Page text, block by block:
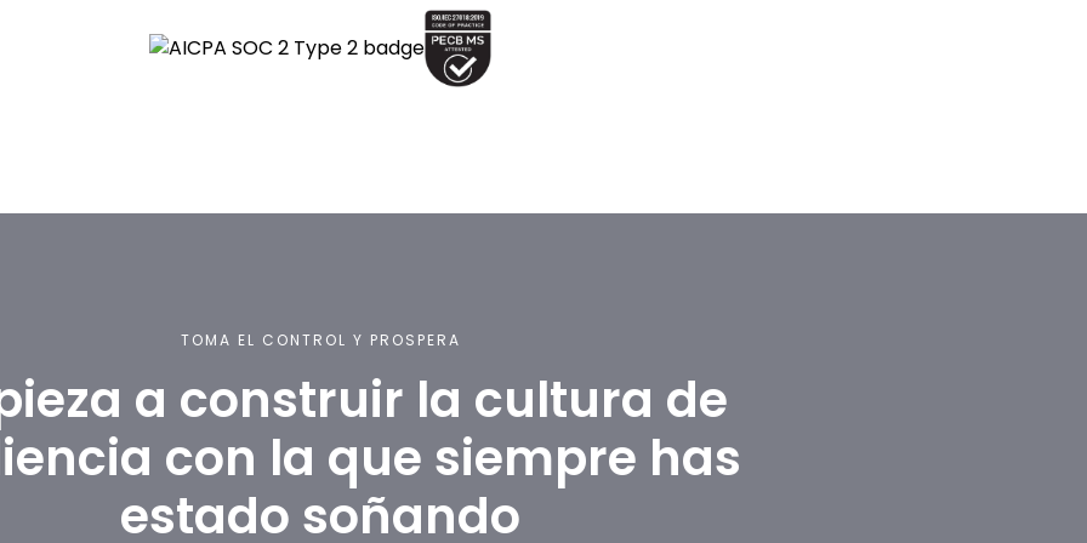
TOMA EL CONTROL Y PROSPERA
a construir la cultura de
con la que siempre has
estado soñando